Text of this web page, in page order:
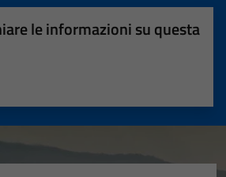
le informazioni su questa
5 stelle su 5
stelle su 5
su 5
5